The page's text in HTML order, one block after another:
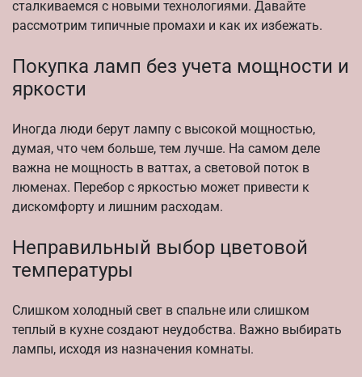
сталкиваемся с новыми технологиями. Давайте
рассмотрим типичные промахи и как их избежать.
Покупка ламп без учета мощности и
яркости
Иногда люди берут лампу с высокой мощностью,
думая, что чем больше, тем лучше. На самом деле
важна не мощность в ваттах, а световой поток в
люменах. Перебор с яркостью может привести к
дискомфорту и лишним расходам.
Неправильный выбор цветовой
температуры
Слишком холодный свет в спальне или слишком
теплый в кухне создают неудобства. Важно выбирать
лампы, исходя из назначения комнаты.